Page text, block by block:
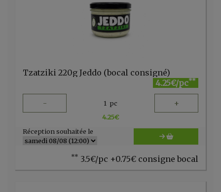
Tzatziki 220g Jeddo (bocal consigné)
4.25€/pc**
- 1 pc +
4.25€
Réception souhaitée le
** 3.5€/pc +0.75€ consigne bocal